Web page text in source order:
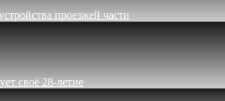
проезжей части
своё 28-летие